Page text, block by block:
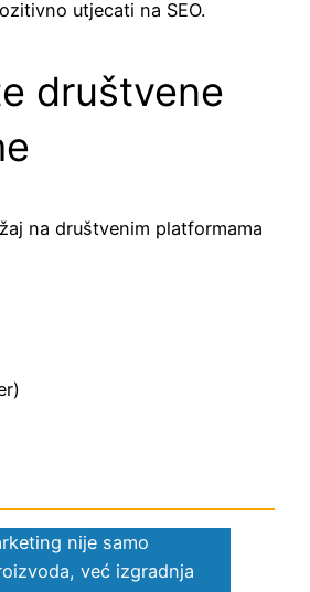
utjecati na SEO.
društvene
na društvenim platformama
nije samo
već izgradnja